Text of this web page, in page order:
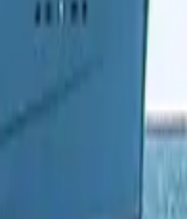
0330 122 5848